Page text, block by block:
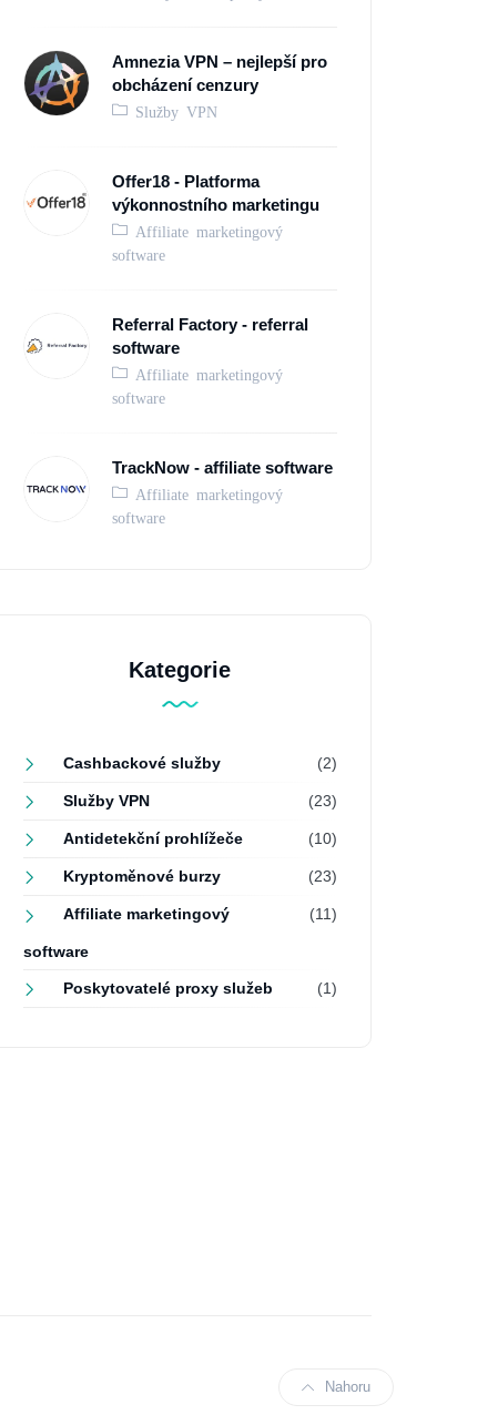
Amnezia VPN – nejlepší pro
obcházení cenzury
Služby VPN
Offer18 - Platforma
výkonnostního marketingu
Affiliate marketingový
software
Referral Factory - referral
software
Affiliate marketingový
software
TrackNow - affiliate software
Affiliate marketingový
software
Kategorie
Cashbackové služby (2)
Služby VPN (23)
Antidetekční prohlížeče (10)
Kryptoměnové burzy (23)
Affiliate marketingový
software
(11)
Poskytovatelé proxy služeb (1)
Nahoru